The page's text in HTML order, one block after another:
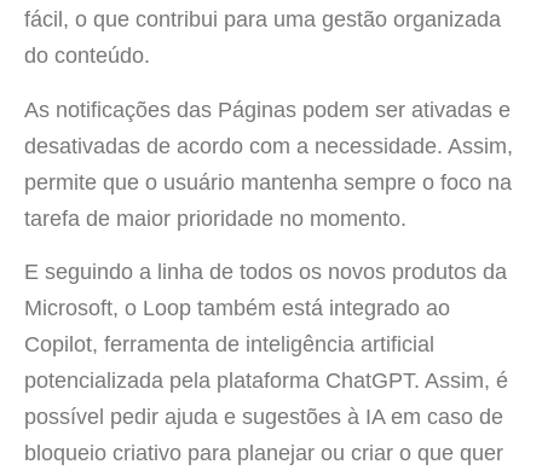
fácil, o que contribui para uma gestão organizada
do conteúdo.
As notificações das Páginas podem ser ativadas e
desativadas de acordo com a necessidade. Assim,
permite que o usuário mantenha sempre o foco na
tarefa de maior prioridade no momento.
E seguindo a linha de todos os novos produtos da
Microsoft, o Loop também está integrado ao
Copilot, ferramenta de inteligência artificial
potencializada pela plataforma ChatGPT. Assim, é
possível pedir ajuda e sugestões à IA em caso de
bloqueio criativo para planejar ou criar o que quer